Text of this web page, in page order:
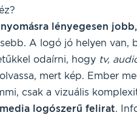
lényegesen
A logó jó helyen van,
odaírni, hogy tv,
mert kép. Ember
csak a vizuális
logószerű felirat.